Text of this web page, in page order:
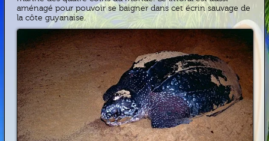
aménagé pour pouvoir se baigner dans cet écrin sauvage de
la côte guyanaise.